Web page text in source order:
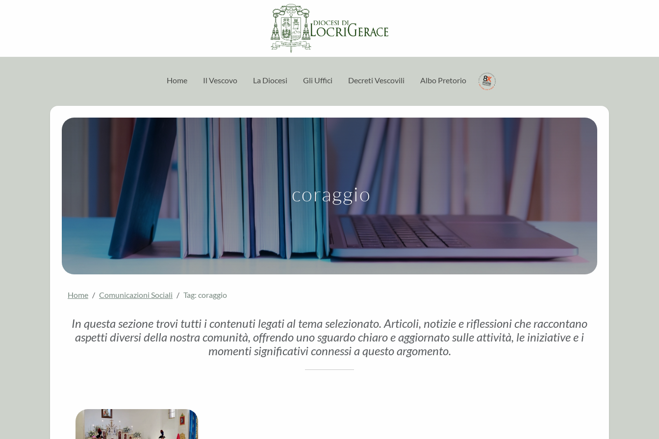
Home Il Vescovo La Diocesi Gli Uffici Decreti Vescovili Albo Pretorio
coraggio
Home Comunicazioni Sociali Tag: coraggio
In questa sezione trovi tutti i contenuti legati al tema selezionato. Articoli, notizie e riflessioni che raccontano
aspetti diversi della nostra comunità, offrendo uno sguardo chiaro e aggiornato sulle attività, le iniziative e i
momenti significativi connessi a questo argomento.